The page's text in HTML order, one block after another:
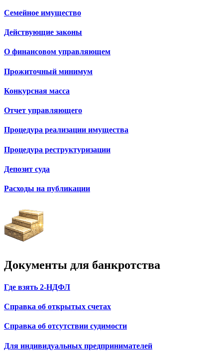
Семейное имущество
Действующие законы
О финансовом управляющем
Прожиточный минимум
Конкурсная масса
Отчет управляющего
Процедура реализации имущества
Процедура реструктуризации
Депозит суда
Расходы на публикации
Документы для банкротства
Где взять 2-НДФЛ
Справка об открытых счетах
Справка об отсутствии судимости
Для индивидуальных предпринимателей